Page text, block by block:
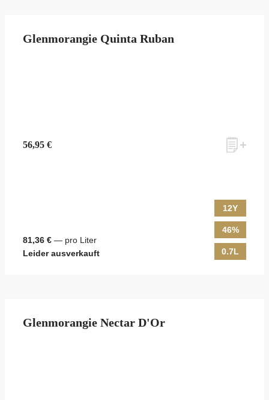
Glenmorangie Quinta Ruban
56,95 €
81,36 € — pro Liter
Leider ausverkauft
12Y
46%
0.7L
Glenmorangie Nectar D'Or